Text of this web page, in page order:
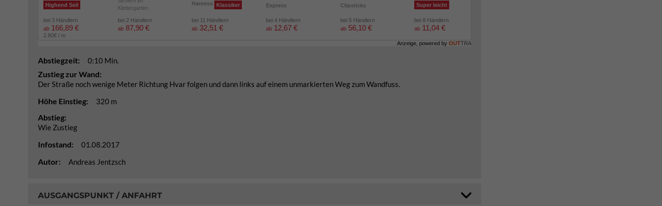
Highend Seil
bei 3 Händlern
ab 166,89 €
2.80€ / m
Klettergarten
bei 2 Händlern
ab 87,90 €
Harness
Klassiker
bei 11 Händlern
ab 32,51 €
Express
bei 4 Händlern
ab 12,67 €
Clipsticks
bei 5 Händlern
ab 56,10 €
Super leicht
bei 8 Händlern
ab 11,04 €
Anzeige, powered by OUTTRA
Abstiegzeit: 0:10 Min.
Zustieg zur Wand:
Der Straße noch wenige Meter Richtung Hvar folgen und dann links auf einem unmarkierten Weg zum Wandfuss.
Höhe Einstieg: 320 m
Abstieg:
Wie Zustieg
Infostand: 01.08.2017
Autor: Andreas Jentzsch
AUSGANGSPUNKT / ANFAHRT